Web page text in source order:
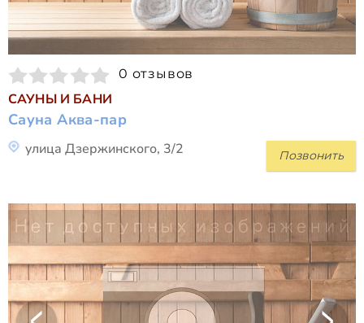
0 отзывов
САУНЫ И БАНИ
Сауна Аква-пар
Позвонить
улица Дзержинского, 3/2